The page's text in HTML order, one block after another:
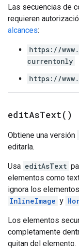
Las secuencias de
requieren
alcances:
https://
currentonly
https://
editAsText( )
Obtiene una versión
editarla.
Usa editAsText
elementos como
ignora los
InlineImage y
Los elementos
completamente
quitan del elemento.